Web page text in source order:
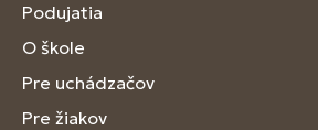
Podujatia
O škole
Pre uchádzačov
Pre žiakov